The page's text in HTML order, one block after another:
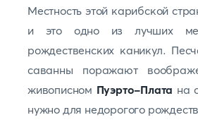
Местность этой карибской
и это одно из лучших
рождественских каникул.
саванны поражают
живописном Пуэрто-Плата на
нужно для недорогого